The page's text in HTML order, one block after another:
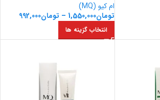
ام کیو (MQ)
تومان1,550,000
– تومان992,000
انتخاب گزینه ها